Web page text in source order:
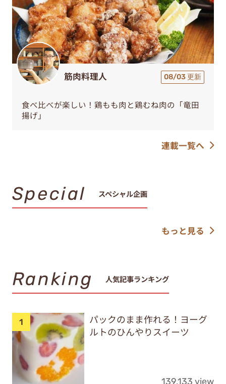
筋肉料理人 08/03 更新
食べ比べが楽しい！鶏もも肉と鶏むね肉の「竜田
揚げ」
連載一覧へ
Special スペシャル企画
もっと見る
Ranking 人気記事ランキング
パックのまま作れる！ヨーグ
ルトのひんやりスイーツ
139,133 view